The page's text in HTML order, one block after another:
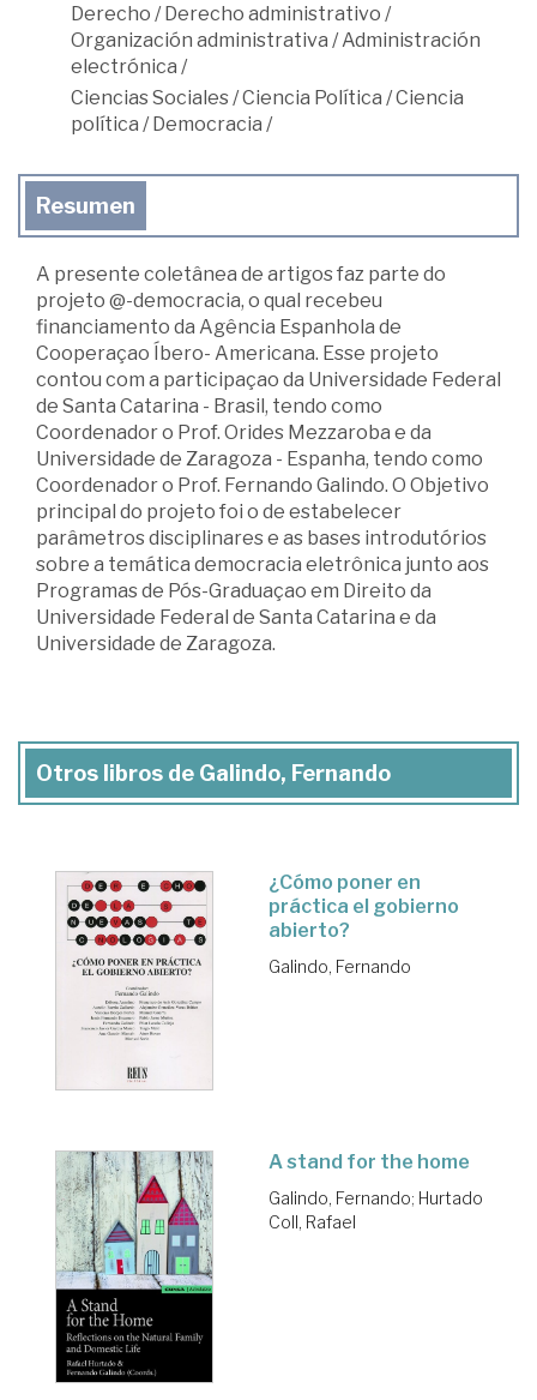
Derecho /Derecho administrativo /
Organización administrativa /Administración
electrónica /
Ciencias Sociales /Ciencia Política /Ciencia
política /Democracia /
Resumen
A presente coletânea de artigos faz parte do
projeto @-democracia, o qual recebeu
financiamento da Agência Espanhola de
Cooperaçao Íbero- Americana. Esse projeto
contou com a participaçao da Universidade Federal
de Santa Catarina - Brasil, tendo como
Coordenador o Prof. Orides Mezzaroba e da
Universidade de Zaragoza - Espanha, tendo como
Coordenador o Prof. Fernando Galindo. O Objetivo
principal do projeto foi o de estabelecer
parâmetros disciplinares e as bases introdutórios
sobre a temática democracia eletrônica junto aos
Programas de Pós-Graduaçao em Direito da
Universidade Federal de Santa Catarina e da
Universidade de Zaragoza.
Otros libros de Galindo, Fernando
¿Cómo poner en
práctica el gobierno
abierto?
Galindo, Fernando
A stand for the home
Galindo, Fernando; Hurtado
Coll, Rafael